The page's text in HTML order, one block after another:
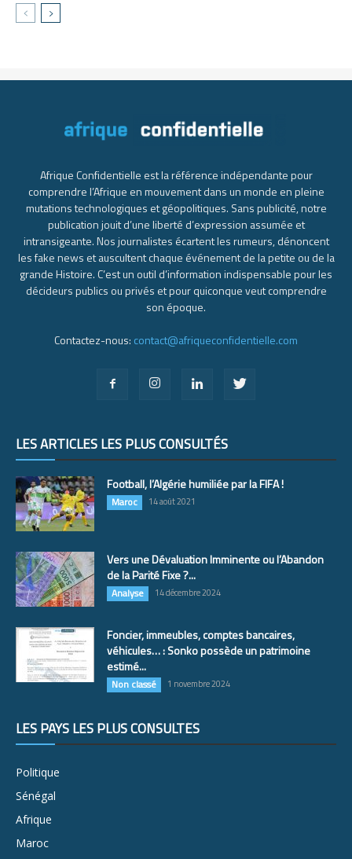
Afrique Confidentielle est la référence indépendante pour
comprendre l’Afrique en mouvement dans un monde en pleine
mutations technologiques et géopolitiques. Sans publicité, notre
publication jouit d’une liberté d’expression assumée et
intransigeante. Nos journalistes écartent les rumeurs, dénoncent
les fake news et auscultent chaque événement de la petite ou de la
grande Histoire. C’est un outil d’information indispensable pour les
décideurs publics ou privés et pour quiconque veut comprendre
son époque.
Contactez-nous: contact@afriqueconfidentielle.com
LES ARTICLES LES PLUS CONSULTÉS
Football, l’Algérie humiliée par la FIFA !
Maroc 14 août 2021
Vers une Dévaluation Imminente ou l’Abandon
de la Parité Fixe ?...
Analyse 14 décembre 2024
Foncier, immeubles, comptes bancaires,
véhicules… : Sonko possède un patrimoine
estimé...
Non classé 1 novembre 2024
LES PAYS LES PLUS CONSULTÉS
Politique
Sénégal
Afrique
Maroc